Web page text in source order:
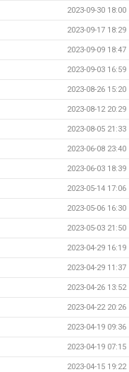
2023-09-30 18:00
2023-09-17 18:29
2023-09-09 18:47
2023-09-03 16:59
2023-08-26 15:20
2023-08-12 20:29
2023-08-05 21:33
2023-06-08 23:40
2023-06-03 18:39
2023-05-14 17:06
2023-05-06 16:30
2023-05-03 21:50
2023-04-29 16:19
2023-04-29 11:37
2023-04-26 13:52
2023-04-22 20:26
2023-04-19 09:36
2023-04-19 07:15
2023-04-15 19:22